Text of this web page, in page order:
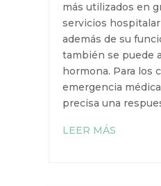
más utilizados en
servicios
además de su
también se puede
hormona. Para los
emergencia
precisa una
LEER MÁS